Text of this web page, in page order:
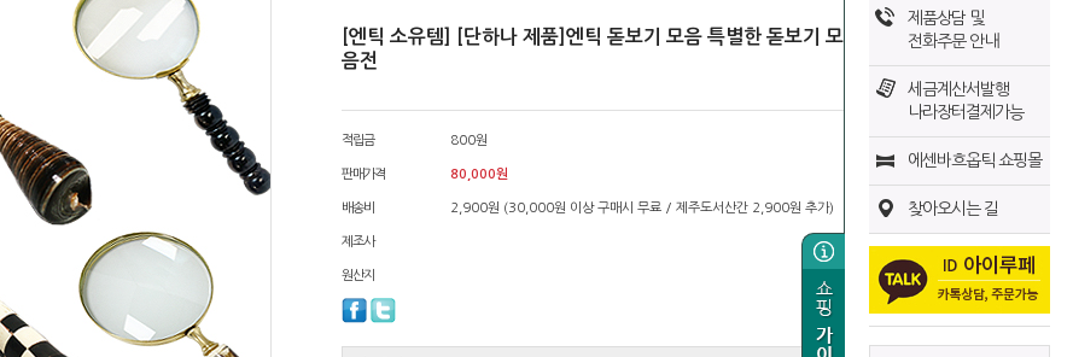
제품상담 및
전화주문 안내
세금계산서발행
나라장터결제가능
에센바흐옵틱 쇼핑몰
찾아오시는 길
[엔틱 소유템] [단하나 제품]엔틱 돋보기 모음 특별한 돋보기 모
음전
적립금 800원
판매가격 80,000원
배송비 2,900원 (30,000원 이상 구매시 무료 / 제주도서산간 2,900원 추가)
제조사
원산지